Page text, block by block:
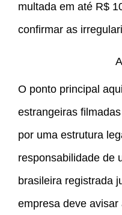
multada em até R$
confirmar as
O ponto principal
estrangeiras
por uma estrutura
responsabilidade de
brasileira registrada
empresa deve avisar